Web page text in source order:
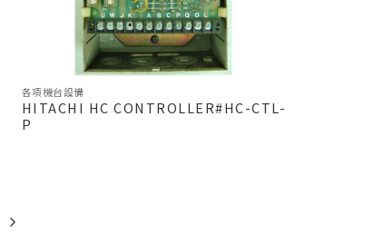
各項機台設備
HITACHI HC CONTROLLER#HC-CTL-
P